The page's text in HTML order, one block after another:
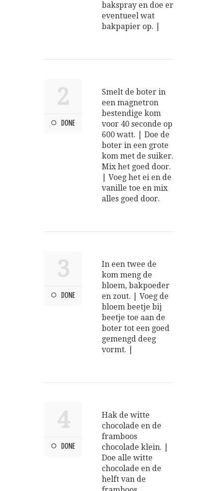
bakspray en doe er
eventueel wat
bakpapier op. |
2
DONE
Smelt de boter in
een magnetron
bestendige kom
voor 40 seconde op
600 watt. | Doe de
boter in een grote
kom met de suiker.
Mix het goed door.
| Voeg het ei en de
vanille toe en mix
alles goed door.
3
DONE
In een twee de
kom meng de
bloem, bakpoeder
en zout. | Voeg de
bloem beetje bij
beetje toe aan de
boter tot een goed
gemengd deeg
vormt. |
4
DONE
Hak de witte
chocolade en de
framboos
chocolade klein. |
Doe alle witte
chocolade en de
helft van de